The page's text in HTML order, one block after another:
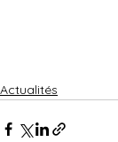
Actualités